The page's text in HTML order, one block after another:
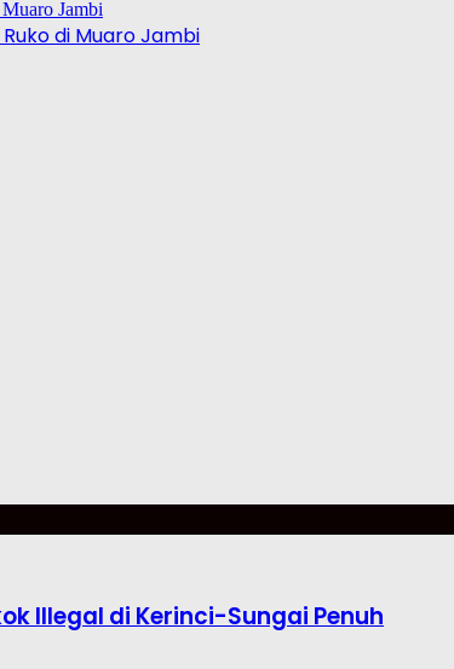
di Muaro Jambi
Illegal di Kerinci-Sungai Penuh